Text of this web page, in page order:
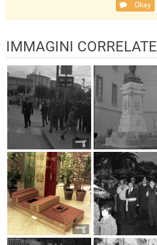
Okay
IMMAGINI CORRELATE